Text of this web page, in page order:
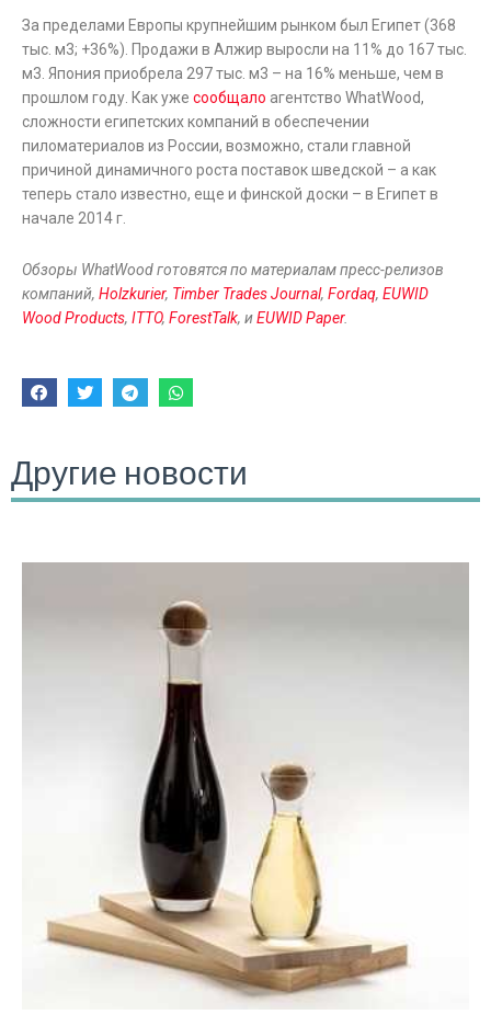
За пределами Европы крупнейшим рынком был Египет (368
тыс. м3; +36%). Продажи в Алжир выросли на 11% до 167 тыс.
м3. Япония приобрела 297 тыс. м3 – на 16% меньше, чем в
прошлом году. Как уже сообщало агентство WhatWood,
сложности египетских компаний в обеспечении
пиломатериалов из России, возможно, стали главной
причиной динамичного роста поставок шведской – а как
теперь стало известно, еще и финской доски – в Египет в
начале 2014 г.
Обзоры WhatWood готовятся по материалам пресс-релизов
компаний, Holzkurier, Timber Trades Journal, Fordaq, EUWID
Wood Products, ITTO, ForestTalk, иEUWID Paper.
Другие новости